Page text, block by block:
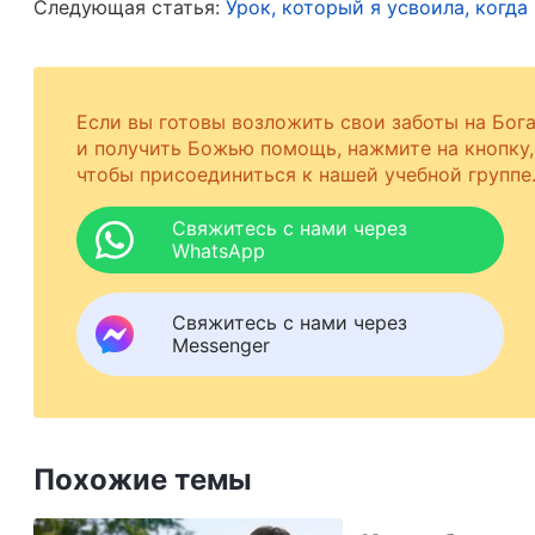
может получить от них в ответ? Люди
обеспечивать.
(Слово, том III. Беседы Христа
Прослушав гимн, я была очень тронута и
слез. Божья любовь так истинна и реальна.
человечество, Он лично стал плотью, чтобы
развращенным человечеством, изрекать
создавать различные обстоятельства,
желала платить даже малую цену или
такой должницей перед Богом. Бог дал мне
Следующая статья: Урок, который я усвоила,
Если вы готовы возложить свои заботы на Бога
и получить Божью помощь, нажмите на кнопку,
чтобы присоединиться к нашей учебной группе.
Свяжитесь с нами через
WhatsApp
Свяжитесь с нами через
Messenger
Похожие темы